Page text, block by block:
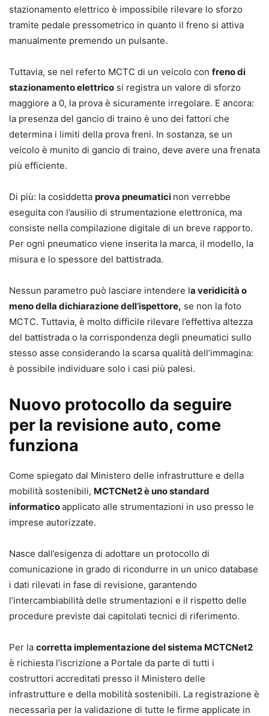
stazionamento elettrico è impossibile rilevare lo sforzo
tramite pedale pressometrico in quanto il freno si attiva
manualmente premendo un pulsante.
Tuttavia, se nel referto MCTC di un veicolo con freno di
stazionamento elettrico si registra un valore di sforzo
maggiore a 0, la prova è sicuramente irregolare. E ancora:
la presenza del gancio di traino è uno dei fattori che
determina i limiti della prova freni. In sostanza, se un
veicolo è munito di gancio di traino, deve avere una frenata
più efficiente.
Di più: la cosiddetta prova pneumatici non verrebbe
eseguita con l’ausilio di strumentazione elettronica, ma
consiste nella compilazione digitale di un breve rapporto.
Per ogni pneumatico viene inserita la marca, il modello, la
misura e lo spessore del battistrada.
Nessun parametro può lasciare intendere la veridicità o
meno della dichiarazione dell’ispettore, se non la foto
MCTC. Tuttavia, è molto difficile rilevare l’effettiva altezza
del battistrada o la corrispondenza degli pneumatici sullo
stesso asse considerando la scarsa qualità dell’immagina:
è possibile individuare solo i casi più palesi.
Nuovo protocollo da seguire
per la revisione auto, come
funziona
Come spiegato dal Ministero delle infrastrutture e della
mobilità sostenibili, MCTCNet2 è uno standard
informaticoapplicato alle strumentazioni in uso presso le
imprese autorizzate.
Nasce dall’esigenza di adottare un protocollo di
comunicazione in grado di ricondurre in un unico database
i dati rilevati in fase di revisione, garantendo
l’intercambiabilità delle strumentazioni e il rispetto delle
procedure previste dai capitolati tecnici di riferimento.
Per la corretta implementazione del sistema MCTCNet2
è richiesta l’iscrizione a Portale da parte di tutti i
costruttori accreditati presso il Ministero delle
infrastrutture e della mobilità sostenibili. La registrazione è
necessaria per la validazione di tutte le firme applicate in